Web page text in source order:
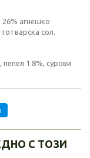
агнешко
сол.
1.8%, сурови
С ТОЗИ